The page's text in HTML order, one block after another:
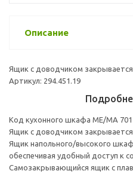
Описание
Ящик с доводчиком закрывается
Артикул: 294.451.19
Код кухонного шкафа ME/MA 701
Ящик с доводчиком закрывается
Ящик напольного/высокого
обеспечивая удобный доступ к
Cамозакрывающийся ящик с